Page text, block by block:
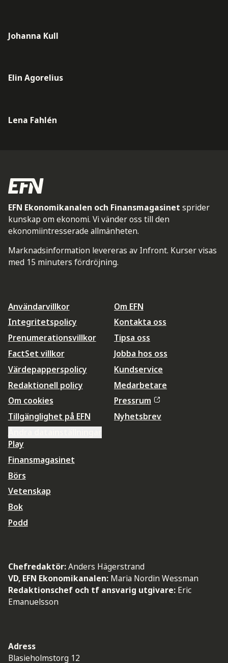
Johanna Kull
Elin Agorelius
Lena Fahlén
EFN Ekonomikanalen och Finansmagasinet sprider
kunskap om ekonomi. Vi vänder oss till den
ekonomiintresserade allmänheten.
Marknadsinformation levereras av Infront. Kurser visas
med 15 minuters fördröjning.
Användarvillkor
Integritetspolicy
Prenumerationsvillkor
FactSet villkor
Värdepapperspolicy
Redaktionell policy
Om cookies
Tillgänglighet på EFN
Om EFN
Kontakta oss
Tipsa oss
Jobba hos oss
Kundservice
Medarbetare
Pressrum
Nyhetsbrev
Play
Finansmagasinet
Börs
Vetenskap
Bok
Podd
Chefredaktör:Anders Hägerstrand
VD, EFN Ekonomikanalen: Maria Nordin Wessman
Redaktionschef och tf ansvarig utgivare: Eric
Emanuelsson
Adress
Blasieholmstorg 12